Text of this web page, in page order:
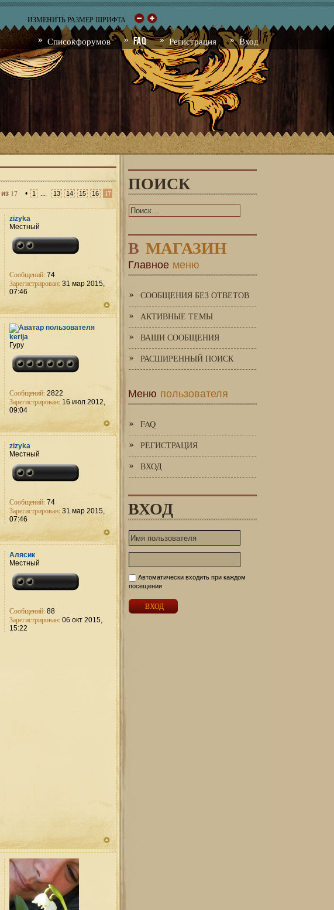
ИЗМЕНИТЬ РАЗМЕР ШРИФТА
Список форумов FAQ Регистрация Вход
из 17 • 1 ... 13 14 15 16 17
zizyka
Местный
Сообщений: 74
Зарегистрирован: 31 мар 2015,
07:46
kerija
Гуру
Сообщений: 2822
Зарегистрирован: 16 июл 2012,
09:04
zizyka
Местный
Сообщений: 74
Зарегистрирован: 31 мар 2015,
07:46
Алясик
Местный
Сообщений: 88
Зарегистрирован: 06 окт 2015,
15:22
ПОИСК
В МАГАЗИН
Главное меню
СООБЩЕНИЯ БЕЗ ОТВЕТОВ
АКТИВНЫЕ ТЕМЫ
ВАШИ СООБЩЕНИЯ
РАСШИРЕННЫЙ ПОИСК
Меню пользователя
FAQ
РЕГИСТРАЦИЯ
ВХОД
ВХОД
Автоматически входить при каждом
посещении